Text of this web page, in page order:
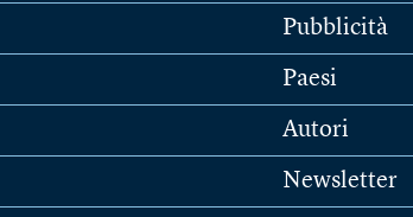
Pubblicità
Paesi
Autori
Newsletter